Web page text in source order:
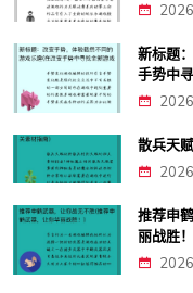
新标题
手势中
散兵天
推荐申
丽战胜